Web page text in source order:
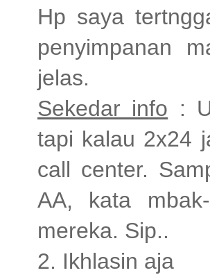
Hp saya
penyimpanan
jelas.
Sekedar info :
tapi kalau 2x24
call center.
AA, kata
mereka. Sip..
2. Ikhlasin aja